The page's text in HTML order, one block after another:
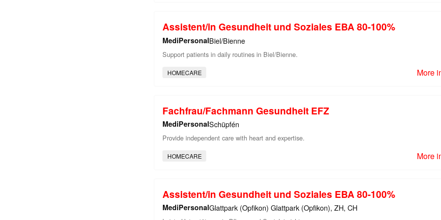
Assistent/in Gesundheit und Soziales EBA 80-100%
MediPersonalBiel/Bienne
Support patients in daily routines in Biel/Bienne.
HOMECARE More
Fachfrau/Fachmann Gesundheit EFZ
MediPersonalSchüpfén
Provide independent care with heart and expertise.
HOMECARE More
Assistent/in Gesundheit und Soziales EBA 80-100%
MediPersonalGlattpark (Opfikon) Glattpark (Opfikon), ZH, CH